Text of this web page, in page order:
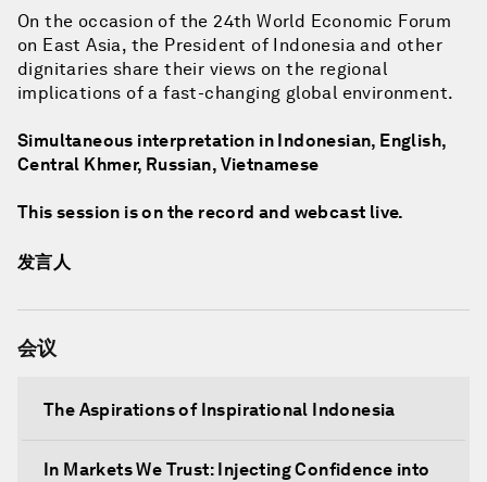
On the occasion of the 24th World Economic Forum
on East Asia, the President of Indonesia and other
dignitaries share their views on the regional
implications of a fast-changing global environment.
Simultaneous interpretation in Indonesian, English,
Central Khmer, Russian, Vietnamese
This session is on the record and webcast live.
发言人
会议
The Aspirations of Inspirational Indonesia
In Markets We Trust: Injecting Confidence into